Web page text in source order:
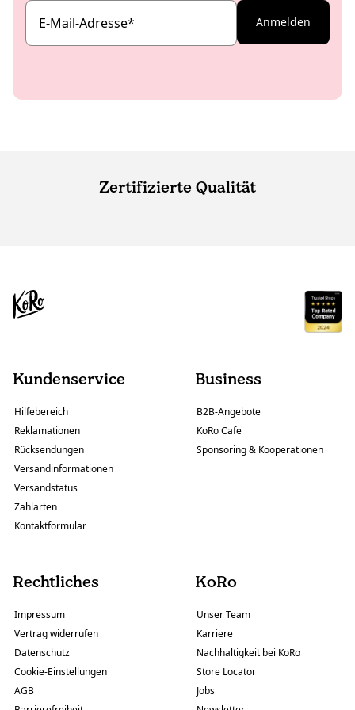
E-Mail-Adresse* Anmelden
Zertifizierte Qualität
Kundenservice
Hilfebereich
Reklamationen
Rücksendungen
Versandinformationen
Versandstatus
Zahlarten
Kontaktformular
Business
B2B-Angebote
KoRo Cafe
Sponsoring & Kooperationen
Rechtliches
Impressum
Vertrag widerrufen
Datenschutz
Cookie-Einstellungen
AGB
KoRo
Unser Team
Karriere
Nachhaltigkeit bei KoRo
Store Locator
Jobs